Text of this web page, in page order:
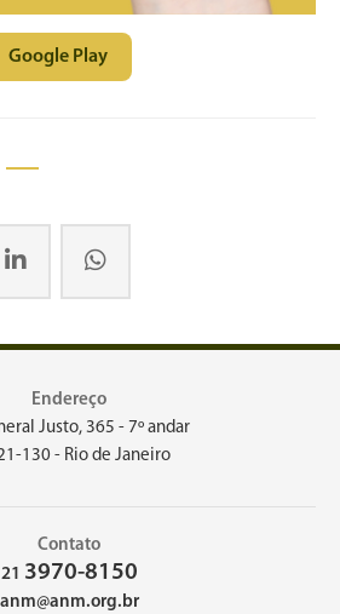
Google Play
Endereço
Justo, 365 - 7º andar
130 - Rio de Janeiro
Contato
21 3970-8150
anm@anm.org.br